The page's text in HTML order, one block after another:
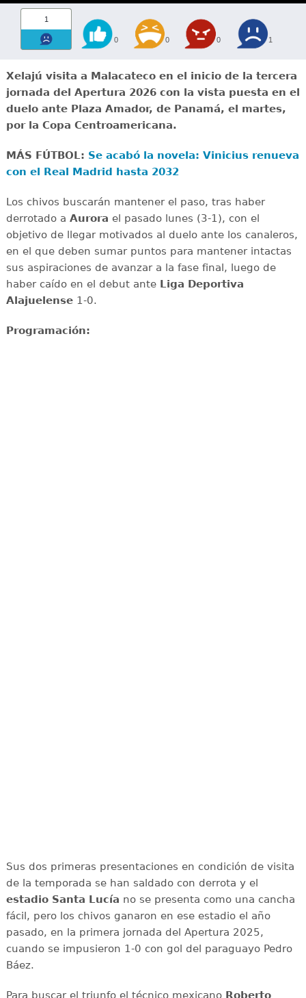
1
0 0 0 1
Xelajú visita a Malacateco en el inicio de la tercera
jornada del Apertura 2026 con la vista puesta en el
duelo ante Plaza Amador, de Panamá, el martes,
por la Copa Centroamericana.
MÁS FÚTBOL: Se acabó la novela: Vinicius renueva
con el Real Madrid hasta 2032
Los chivos buscarán mantener el paso, tras haber
derrotado a Aurora el pasado lunes (3-1), con el
objetivo de llegar motivados al duelo ante los canaleros,
en el que deben sumar puntos para mantener intactas
sus aspiraciones de avanzar a la fase final, luego de
haber caído en el debut ante Liga Deportiva
Alajuelense1-0.
Programación:
Sus dos primeras presentaciones en condición de visita
de la temporada se han saldado con derrota y el
estadio Santa Lucía no se presenta como una cancha
fácil, pero los chivos ganaron en ese estadio el año
pasado, en la primera jornada del Apertura 2025,
cuando se impusieron 1-0 con gol del paraguayo Pedro
Báez.
Para buscar el triunfo el técnico mexicano Roberto